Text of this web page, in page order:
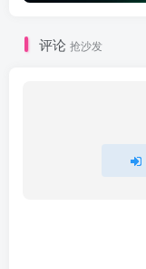
评论 抢沙发